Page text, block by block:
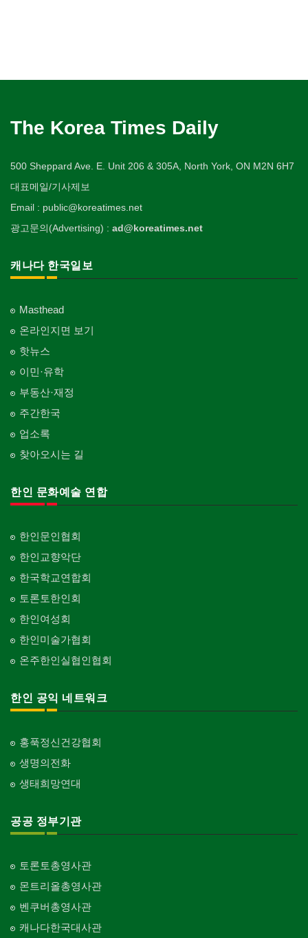
The Korea Times Daily
500 Sheppard Ave. E. Unit 206 & 305A, North York, ON M2N 6H7
대표메일/기사제보
Email : public@koreatimes.net
광고문의(Advertising) : ad@koreatimes.net
캐나다 한국일보
Masthead
온라인지면 보기
핫뉴스
이민·유학
부동산·재정
주간한국
업소록
찾아오시는 길
한인 문화예술 연합
한인문인협회
한인교향악단
한국학교연합회
토론토한인회
한인여성회
한인미술가협회
온주한인실협인협회
한인 공익 네트워크
홍푹정신건강협회
생명의전화
생태희망연대
공공 정부기관
토론토총영사관
몬트리올총영사관
벤쿠버총영사관
캐나다한국대사관